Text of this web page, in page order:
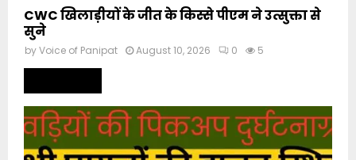
CWC खिलाड़ीयों के जीत के किस्से पीएम ने उत्सुक्ता से
सुने
byVoice of Panipat August 10, 2026 0 5